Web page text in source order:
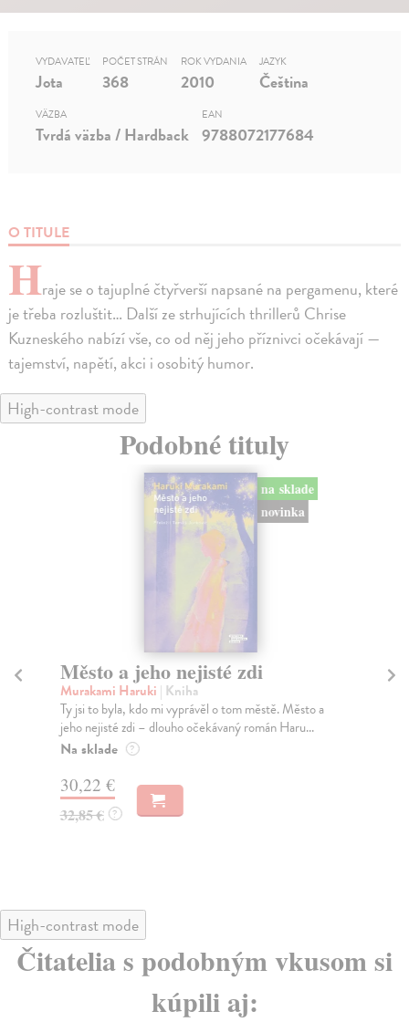
O TITULE
Hraje se o tajuplné čtyřverší napsané na pergamenu, které
je třeba rozluštit… Další ze strhujících thrillerů Chrise
Kuzneského nabízí vše, co od něj jeho příznivci očekávají —
tajemství, napětí, akci i osobitý humor.
VYDAVATEĽ
Jota
POČET STRÁN
368
ROK VYDANIA
2010
JAZYK
Čeština
VÄZBA
Tvrdá väzba / Hardback
EAN
9788072177684
High-contrast mode
Podobné tituly
na sklade
novinka
Město a jeho nejisté zdi
Murakami Haruki| Kniha
Ty jsi to byla, kdo mi vyprávěl o tom městě. Město a
jeho nejisté zdi – dlouho očekávaný román Haru...
Na sklade ?
30,22 €
32,85 € ?
High-contrast mode
Čitatelia s podobným vkusom si
kúpili aj: